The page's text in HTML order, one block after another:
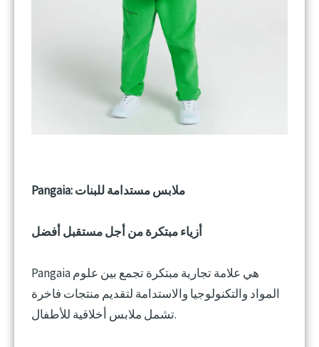
Pangaia: ملابس مستدامة للبنات
أزياء مبتكرة من أجل مستقبل أفضل
Pangaia هي علامة تجارية مبتكرة تجمع بين علوم
المواد والتكنولوجيا والاستدامة لتقديم منتجات فاخرة
تشمل ملابس أخلاقية للأطفال.